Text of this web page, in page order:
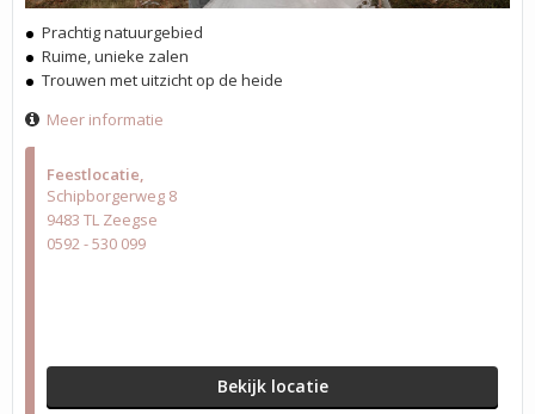
Feestlocatie
Schipborgerweg 8
9483 TL Zeegse
0592 - 530 099
Bekijk locatie
Prachtig natuurgebied
Ruime, unieke zalen
Trouwen met uitzicht op de heide
Meer informatie